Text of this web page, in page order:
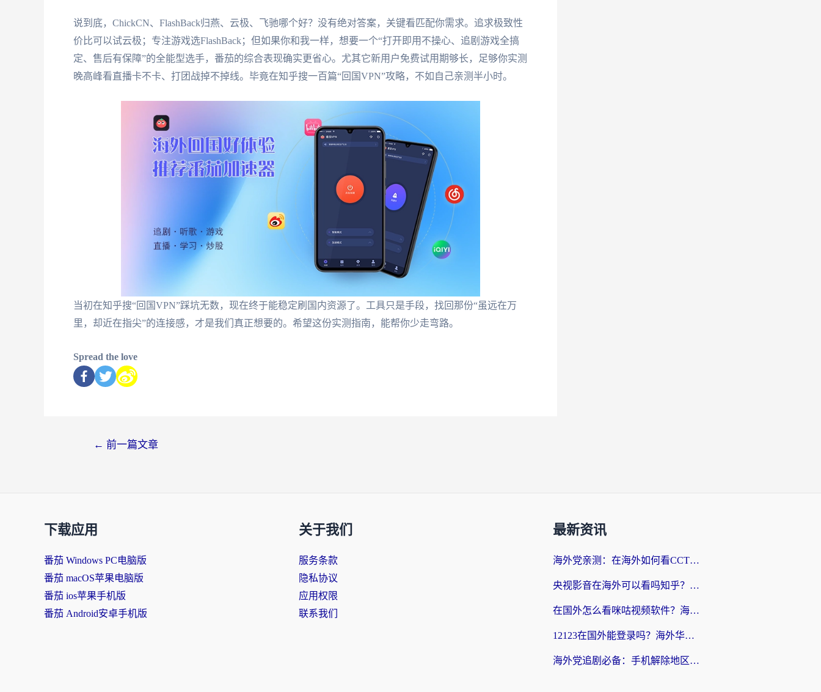
说到底，ChickCN、FlashBack归燕、云极、飞驰哪个好？没有绝对答案，关键看匹配你需求。追求极致性
价比可以试云极；专注游戏选FlashBack；但如果你和我一样，想要一个“打开即用不操心、追剧游戏全搞
定、售后有保障”的全能型选手，番茄的综合表现确实更省心。尤其它新用户免费试用期够长，足够你实测
晚高峰看直播卡不卡、打团战掉不掉线。毕竟在知乎搜一百篇“回国VPN”攻略，不如自己亲测半小时。
当初在知乎搜“回国VPN”踩坑无数，现在终于能稳定刷国内资源了。工具只是手段，找回那份“虽远在万
里，却近在指尖”的连接感，才是我们真正想要的。希望这份实测指南，能帮你少走弯路。
Spread the love
← 前一篇文章
下载应用
番茄 Windows PC电脑版
番茄 macOS苹果电脑版
番茄 ios苹果手机版
番茄 Android安卓手机版
关于我们
服务条款
隐私协议
应用权限
联系我们
最新资讯
海外党亲测：在海外如何看CCTV？告别“仅限大陆播放”的实用指南
央视影音在海外可以看吗知乎？留学生亲测：3步解决地域限制+追剧自由
在国外怎么看咪咕视频软件？海外党亲测有效的回国加速方案
12123在国外能登录吗？海外华人必看的回国加速实用指南
海外党追剧必备：手机解除地区限制app怎么选？解决央视视频&国内剧地区限制全指南